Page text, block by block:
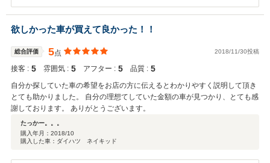
ら感謝しております。 お帰りの際に、いただきましたお言葉は大変う
れしくありがたいお言葉でした。 ﾊﾞﾓｽを末永くご愛乗ください、 お車
をお乗りになられると、今後は整備、メンテナンスなどお困りのこ
と、ご不明点も出てまいります。今後もお気軽にご相談ください。
欲しかった車が買えて良かった！！
総合評価 5点 2018/11/30投稿
接客 : 5 雰囲気 : 5 アフター : 5 品質 : 5
自分か探していた車の希望をお店の方に伝えるとわかりやすく説明して頂き
とても助かりました。 自分の理想てしていた金額の車が見つかり、とても感
謝しております。 ありがとうございます。
たっかー。。。
購入年月： 2018/10
購入した車：ダイハツ ネイキッド